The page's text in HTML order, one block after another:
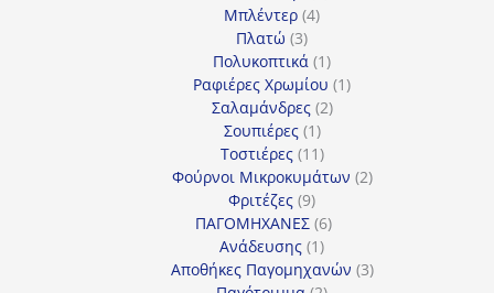
Μπλέντερ 44
Πλατώ 33
προϊόντα
Πολυκοπτικά 11
προϊόν
Ραφιέρες Χρωμίου 11
Σαλαμάνδρες 22
Σουπιέρες 11
προϊόν
Τοστιέρες 1111
προϊόντα
Φούρνοι Μικροκυμάτων 22
Φριτέζες 99
προϊόντα
ΠΑΓΟΜΗΧΑΝΕΣ 66
Ανάδευσης 11
προϊόν
Αποθήκες Παγομηχανών 33